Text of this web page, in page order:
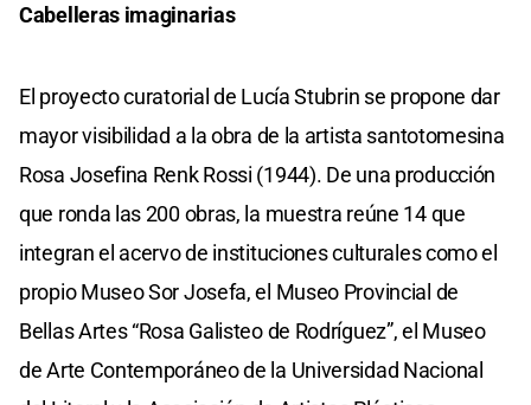
Cabelleras imaginarias
El proyecto curatorial de Lucía Stubrin se propone dar
mayor visibilidad a la obra de la artista santotomesina
Rosa Josefina Renk Rossi (1944). De una producción
que ronda las 200 obras, la muestra reúne 14 que
integran el acervo de instituciones culturales como el
propio Museo Sor Josefa, el Museo Provincial de
Bellas Artes “Rosa Galisteo de Rodríguez”, el Museo
de Arte Contemporáneo de la Universidad Nacional